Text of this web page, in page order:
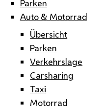
Parken
Auto & Motorrad
Übersicht
Parken
Verkehrslage
Carsharing
Taxi
Motorrad